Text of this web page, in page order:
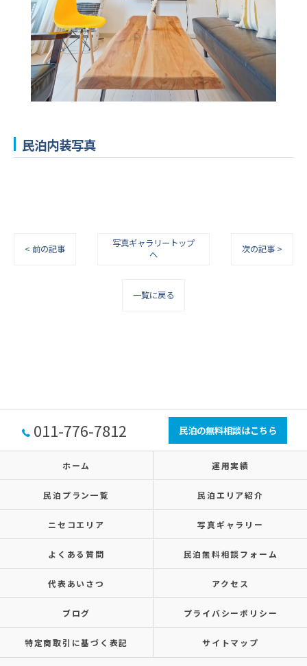
民泊内装写真
< 前の記事
写真ギャラリートップ
へ
次の記事 >
一覧に戻る
011-776-7812 民泊の無料相談はこちら
ホーム 運用実績
民泊プラン一覧 民泊エリア紹介
ニセコエリア 写真ギャラリー
よくある質問 民泊無料相談フォーム
代表あいさつ アクセス
ブログ プライバシーポリシー
特定商取引に基づく表記 サイトマップ